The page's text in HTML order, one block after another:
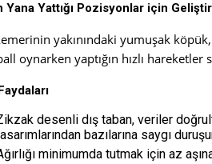
Yana Yattığı Pozisyonlar için
yakınındaki yumuşak köpük,
oynarken yaptığın hızlı hareketler
desenli dış taban, veriler
bazılarına saygı
minimumda tutmak için az